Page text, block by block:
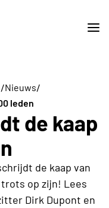
/Nieuws/
leden
de kaap
de kaap van
op zijn! Lees
Dirk Dupont en